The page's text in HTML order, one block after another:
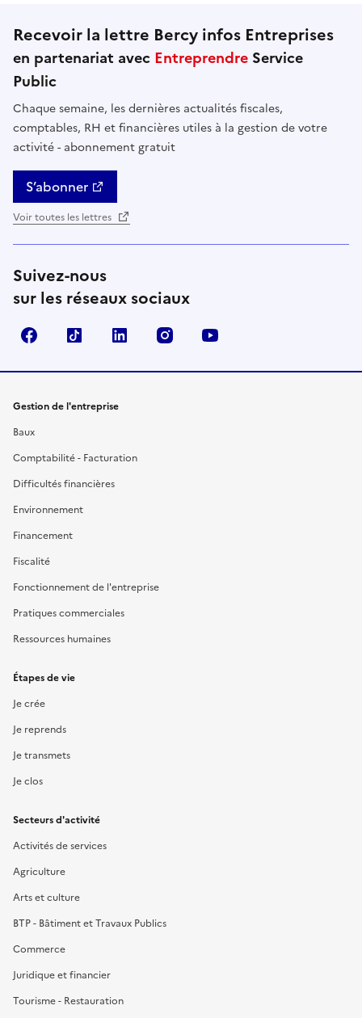
Recevoir la lettre Bercy infos Entreprises
en partenariat avec Entreprendre Service
Public
Chaque semaine, les dernières actualités fiscales,
comptables, RH et financières utiles à la gestion de votre
activité - abonnement gratuit
S’abonner
Voir toutes les lettres
Suivez-nous
sur les réseaux sociaux
FacebookTikTok Linkedin Instagram
Gestion de l'entreprise
Baux
Comptabilité - Facturation
Difficultés financières
Environnement
Financement
Fiscalité
Fonctionnement de l'entreprise
Pratiques commerciales
Ressources humaines
Étapes de vie
Je crée
Je reprends
Je transmets
Je clos
Secteurs d'activité
Activités de services
Agriculture
Arts et culture
BTP - Bâtiment et Travaux Publics
Commerce
Juridique et financier
Tourisme - Restauration